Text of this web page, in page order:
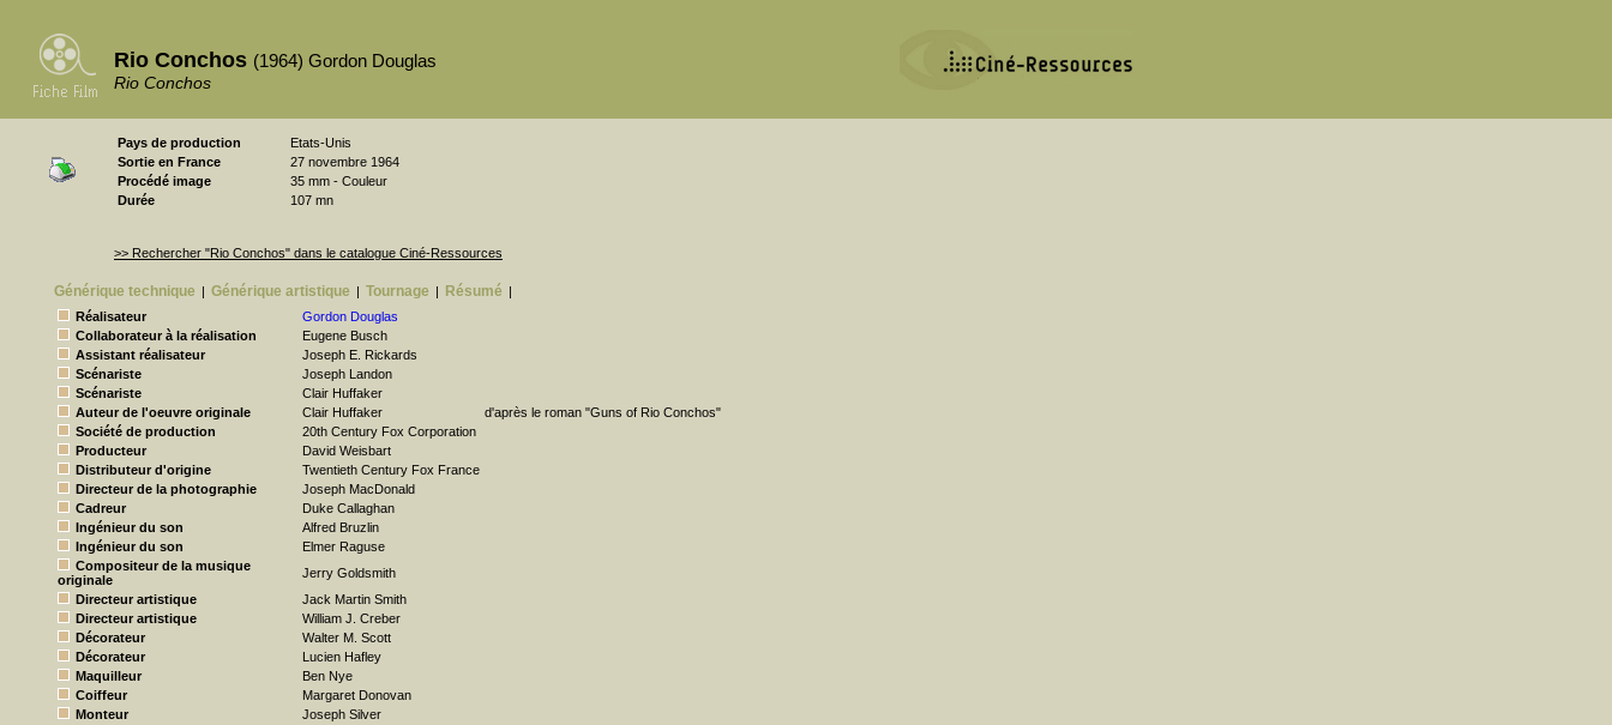
Rio Conchos (1964) Gordon Douglas
Rio Conchos
Pays de production
Etats-Unis
Sortie en France
27 novembre 1964
Procédé image
35 mm - Couleur
Durée
107 mn
>> Rechercher "Rio Conchos" dans le catalogue Ciné-Ressources
Générique technique | Générique artistique | Tournage | Résumé |
Réalisateur
Gordon Douglas
Collaborateur à la réalisation
Eugene Busch
Assistant réalisateur
Joseph E. Rickards
Scénariste
Joseph Landon
Scénariste
Clair Huffaker
Auteur de l'oeuvre originale
Clair Huffaker
d'après le roman "Guns of Rio Conchos"
Société de production
20th Century Fox Corporation
Producteur
David Weisbart
Distributeur d'origine
Twentieth Century Fox France
Directeur de la photographie
Joseph MacDonald
Cadreur
Duke Callaghan
Ingénieur du son
Alfred Bruzlin
Ingénieur du son
Elmer Raguse
Compositeur de la musique
originale
Jerry Goldsmith
Directeur artistique
Jack Martin Smith
Directeur artistique
William J. Creber
Décorateur
Walter M. Scott
Décorateur
Lucien Hafley
Maquilleur
Ben Nye
Coiffeur
Margaret Donovan
Monteur
Joseph Silver